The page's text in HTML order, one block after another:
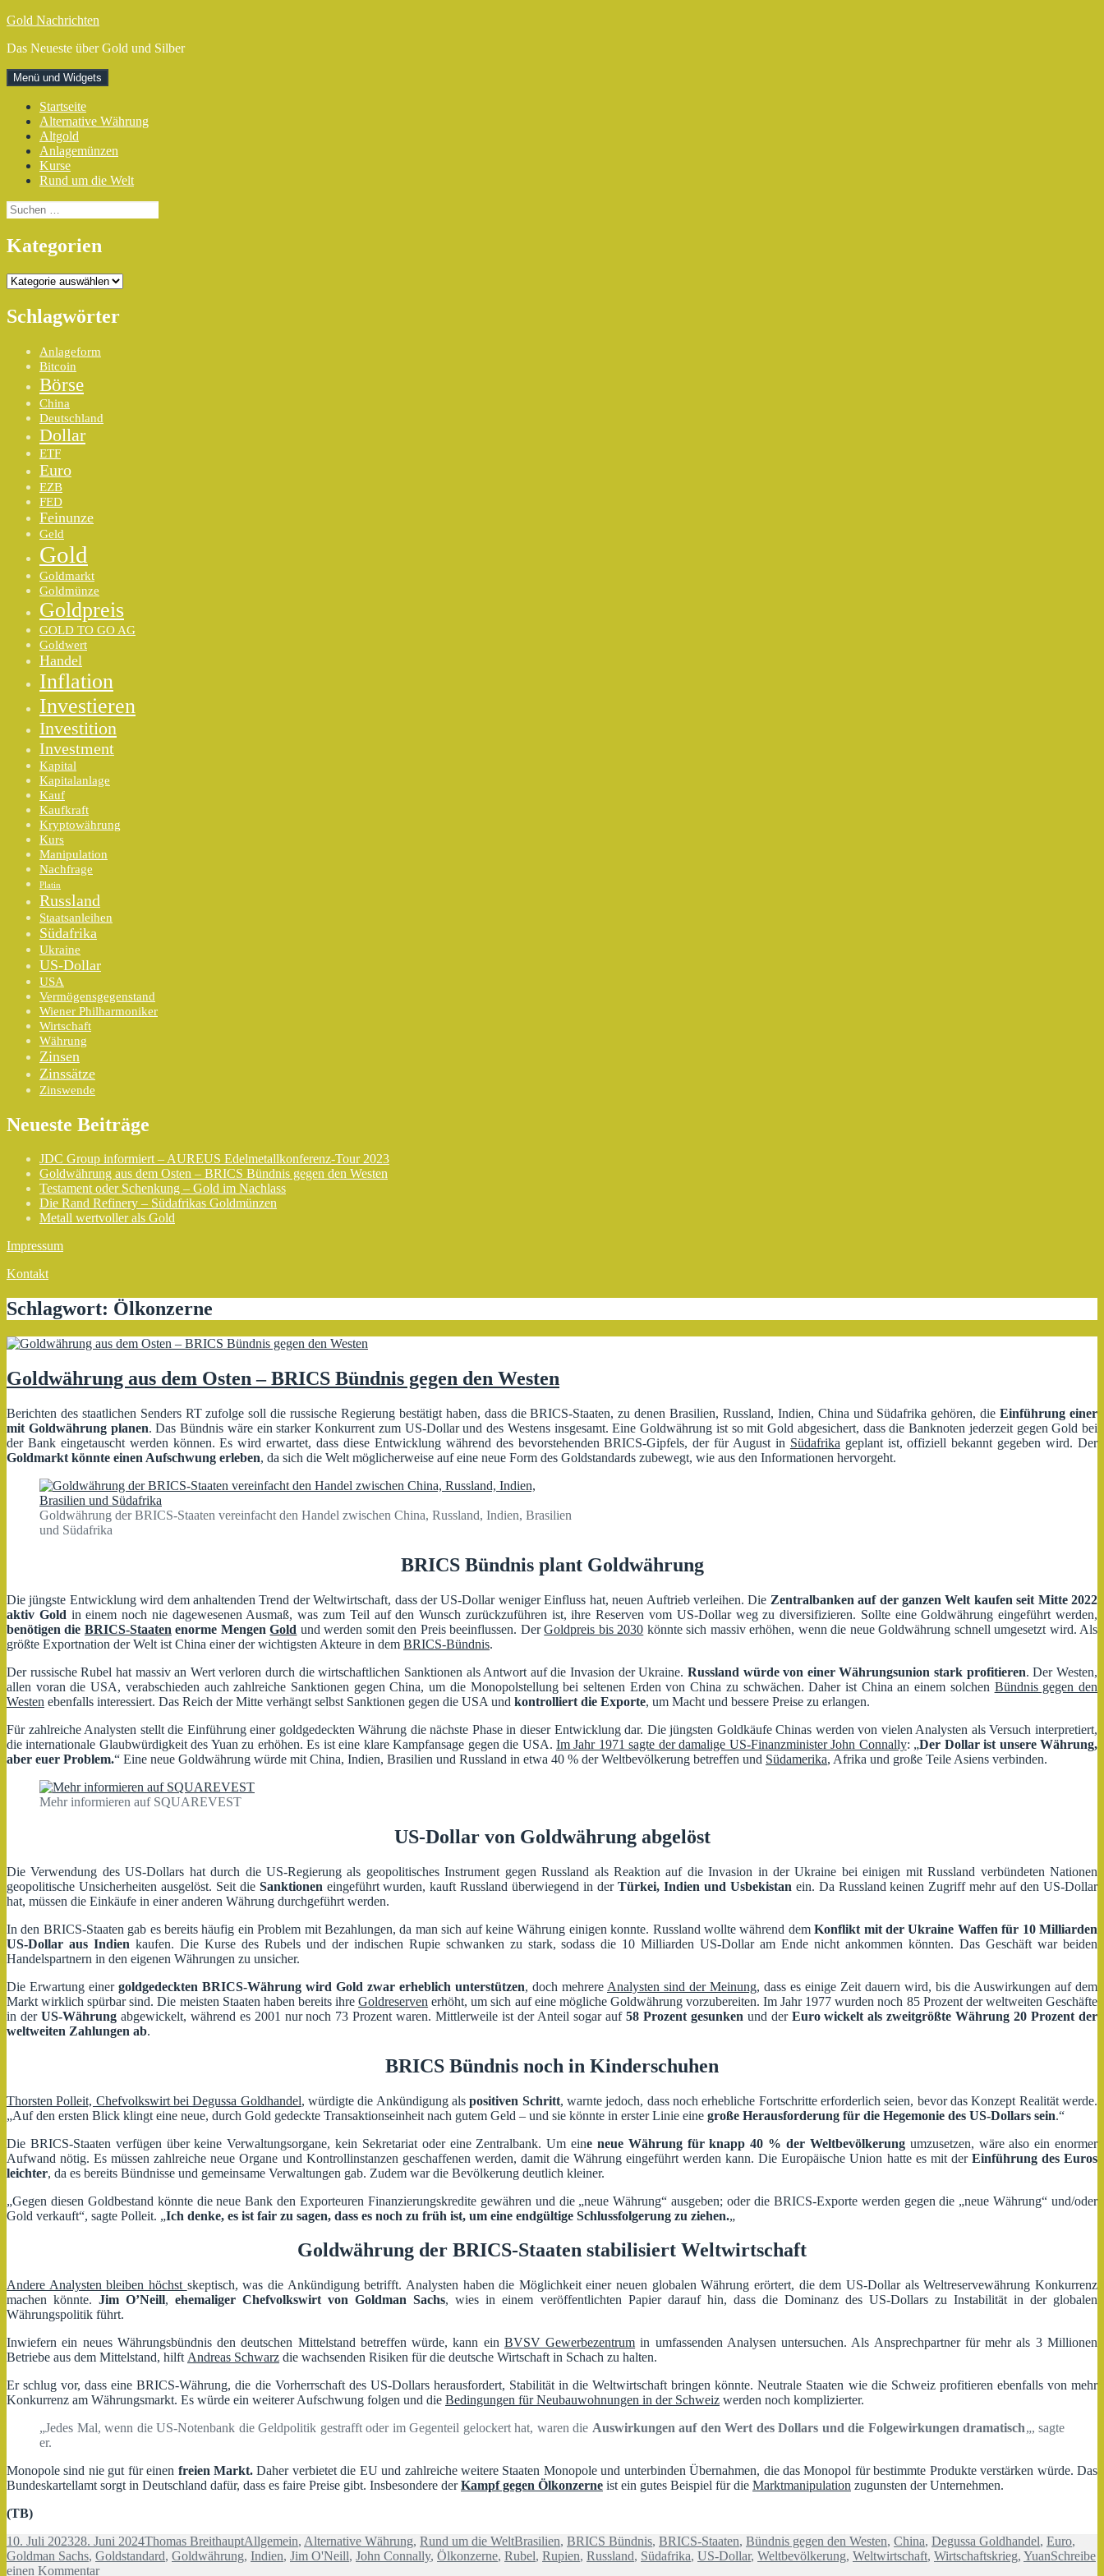
Zum
springen
Gold Nachrichten
Das Neueste über Gold und Silber
Menü und Widgets
Startseite
Alternative Währung
Altgold
Anlagemünzen
Kurse
Rund um die Welt
Suchen
nach:
Kategorien
Kategorien
Schlagwörter
Anlageform
Bitcoin
Börse
China
Deutschland
Dollar
ETF
Euro
EZB
FED
Feinunze
Geld
Gold
Goldmarkt
Goldmünze
Goldpreis
GOLD TO GO AG
Goldwert
Handel
Inflation
Investieren
Investition
Investment
Kapital
Kapitalanlage
Kauf
Kaufkraft
Kryptowährung
Kurs
Manipulation
Nachfrage
Platin
Russland
Staatsanleihen
Südafrika
Ukraine
US-Dollar
USA
Vermögensgegenstand
Wiener Philharmoniker
Wirtschaft
Währung
Zinsen
Zinssätze
Zinswende
Neueste Beiträge
JDC Group informiert – AUREUS Edelmetallkonferenz-Tour 2023
Goldwährung aus dem Osten – BRICS Bündnis gegen den Westen
Testament oder Schenkung – Gold im Nachlass
Die Rand Refinery – Südafrikas Goldmünzen
Metall wertvoller als Gold
Impressum
Kontakt
Schlagwort: Ölkonzerne
Goldwährung aus dem Osten – BRICS Bündnis gegen den Westen
Berichten des staatlichen Senders RT zufolge soll die russische Regierung bestätigt haben, dass die BRICS-Staaten, zu denen Brasilien, Russland, Indien, China und Südafrika gehören, dieEinführung einer
mit Goldwährungplanen. Das Bündnis wäre ein starker Konkurrent zum US-Dollar und des Westens insgesamt. Eine Goldwährung ist so mit Gold abgesichert, dass die Banknoten jederzeit gegen Gold bei
der Bank eingetauscht werden können. Es wird erwartet, dass diese Entwicklung während des bevorstehenden BRICS-Gipfels, der für August in Südafrika geplant ist, offiziell bekannt gegeben wird. Der
Goldmarkt könnte einen Aufschwung erleben, da sich die Welt möglicherweise auf eine neue Form des Goldstandards zubewegt, wie aus den Informationen hervorgeht.
Goldwährung der BRICS-Staaten vereinfacht den Handel zwischen China, Russland, Indien, Brasilien
und Südafrika
BRICS Bündnis plant Goldwährung
Die jüngste Entwicklung wird dem anhaltenden Trend der Weltwirtschaft, dass der US-Dollar weniger Einfluss hat, neuen Auftrieb verleihen. Die Zentralbanken auf der ganzen Welt kaufen seit Mitte 2022
aktiv Gold in einem noch nie dagewesenen Ausmaß, was zum Teil auf den Wunsch zurückzuführen ist, ihre Reserven vom US-Dollar weg zu diversifizieren. Sollte eine Goldwährung eingeführt werden,
benötigen die BRICS-Staaten enorme MengenGold und werden somit den Preis beeinflussen. DerGoldpreis bis 2030 könnte sich massiv erhöhen, wenn die neue Goldwährung schnell umgesetzt wird. Als
größte Exportnation der Welt ist China einer der wichtigsten Akteure in dem BRICS-Bündnis.
Der russische Rubel hat massiv an Wert verloren durch die wirtschaftlichen Sanktionen als Antwort auf die Invasion der Ukraine. Russland würde von einer Währungsunion stark profitieren. Der Westen,
allen voran die USA, verabschieden auch zahlreiche Sanktionen gegen China, um die Monopolstellung bei seltenen Erden von China zu schwächen. Daher ist China an einem solchen Bündnis gegen den
Westen ebenfalls interessiert. Das Reich der Mitte verhängt selbst Sanktionen gegen die USA und kontrolliert die Exporte, um Macht und bessere Preise zu erlangen.
Für zahlreiche Analysten stellt die Einführung einer goldgedeckten Währung die nächste Phase in dieser Entwicklung dar. Die jüngsten Goldkäufe Chinas werden von vielen Analysten als Versuch interpretiert,
die internationale Glaubwürdigkeit des Yuan zu erhöhen. Es ist eine klare Kampfansage gegen die USA. Im Jahr 1971 sagte der damalige US-Finanzminister John Connally: „Der Dollar ist unsere Währung,
aber euer Problem.“ Eine neue Goldwährung würde mit China, Indien, Brasilien und Russland in etwa 40 % der Weltbevölkerung betreffen und Südamerika, Afrika und große Teile Asiens verbinden.
Mehr informieren auf SQUAREVEST
US-Dollar von Goldwährung abgelöst
Die Verwendung des US-Dollars hat durch die US-Regierung als geopolitisches Instrument gegen Russland als Reaktion auf die Invasion in der Ukraine bei einigen mit Russland verbündeten Nationen
geopolitische Unsicherheiten ausgelöst. Seit die Sanktionen eingeführt wurden, kauft Russland überwiegend in der Türkei, Indien und Usbekistan ein. Da Russland keinen Zugriff mehr auf den US-Dollar
hat, müssen die Einkäufe in einer anderen Währung durchgeführt werden.
In den BRICS-Staaten gab es bereits häufig ein Problem mit Bezahlungen, da man sich auf keine Währung einigen konnte. Russland wollte während demKonflikt mit der Ukraine Waffen für 10 Milliarden
US-Dollar aus Indien kaufen. Die Kurse des Rubels und der indischen Rupie schwanken zu stark, sodass die 10 Milliarden US-Dollar am Ende nicht ankommen könnten. Das Geschäft war beiden
Handelspartnern in den eigenen Währungen zu unsicher.
Die Erwartung einer goldgedeckten BRICS-Währung wird Gold zwar erheblich unterstützen, doch mehrere Analysten sind der Meinung, dass es einige Zeit dauern wird, bis die Auswirkungen auf dem
Markt wirklich spürbar sind. Die meisten Staaten haben bereits ihreGoldreserven erhöht, um sich auf eine mögliche Goldwährung vorzubereiten. Im Jahr 1977 wurden noch 85 Prozent der weltweiten Geschäfte
in der US-Währungabgewickelt, während es 2001 nur noch 73 Prozent waren. Mittlerweile ist der Anteil sogar auf 58 Prozent gesunken und der Euro wickelt als zweitgrößteWährung20 Prozent der
weltweiten Zahlungen ab.
BRICS Bündnis noch in Kinderschuhen
Thorsten Polleit, Chefvolkswirt bei Degussa Goldhandel, würdigte die Ankündigung alspositiven Schritt, warnte jedoch, dass noch erhebliche Fortschritte erforderlich seien, bevor das Konzept Realität werde.
„Auf den ersten Blick klingt eine neue, durch Gold gedeckte Transaktionseinheit nach gutem Geld – und sie könnte in erster Linie eine große Herausforderung für die Hegemonie des US-Dollars sein.“
Die BRICS-Staaten verfügen über keine Verwaltungsorgane, kein Sekretariat oder eine Zentralbank. Um eine neue Währung für knapp 40 % der Weltbevölkerungumzusetzen, wäre also ein enormer
Aufwand nötig. Es müssen zahlreiche neue Organe und Kontrollinstanzen geschaffenen werden, damit die Währung eingeführt werden kann. Die Europäische Union hatte es mit der Einführung des Euros
leichter, da es bereits Bündnisse und gemeinsame Verwaltungen gab. Zudem war die Bevölkerung deutlich kleiner.
„Gegen diesen Goldbestand könnte die neue Bank den Exporteuren Finanzierungskredite gewähren und die „neue Währung“ ausgeben; oder die BRICS-Exporte werden gegen die „neue Währung“ und/oder
Gold verkauft“, sagte Polleit. „Ich denke, es ist fair zu sagen, dass es noch zu früh ist, um eine endgültige Schlussfolgerung zu ziehen.„
Goldwährung der BRICS-Staaten stabilisiert Weltwirtschaft
Andere Analysten bleiben höchst skeptisch, was die Ankündigung betrifft. Analysten haben die Möglichkeit einer neuen globalen Währung erörtert, die dem US-Dollar als Weltreservewährung Konkurrenz
machen könnte. Jim O’Neill,ehemaliger Chefvolkswirt von Goldman Sachs, wies in einem veröffentlichten Papier darauf hin, dass die Dominanz des US-Dollars zu Instabilität in der globalen
Währungspolitik führt.
Inwiefern ein neues Währungsbündnis den deutschen Mittelstand betreffen würde, kann ein BVSV Gewerbezentrum in umfassenden Analysen untersuchen. Als Ansprechpartner für mehr als 3 Millionen
Betriebe aus dem Mittelstand, hilft Andreas Schwarz die wachsenden Risiken für die deutsche Wirtschaft in Schach zu halten.
Er schlug vor, dass eine BRICS-Währung, die die Vorherrschaft des US-Dollars herausfordert, Stabilität in die Weltwirtschaft bringen könnte. Neutrale Staaten wie die Schweiz profitieren ebenfalls von mehr
Konkurrenz am Währungsmarkt. Es würde ein weiterer Aufschwung folgen und die Bedingungen für Neubauwohnungen in der Schweiz werden noch komplizierter.
„Jedes Mal, wenn die US-Notenbank die Geldpolitik gestrafft oder im Gegenteil gelockert hat, waren die Auswirkungen auf den Wert des Dollars und die Folgewirkungen dramatisch„, sagte
er.
Monopole sind nie gut für einen freien Markt. Daher verbietet die EU und zahlreiche weitere Staaten Monopole und unterbinden Übernahmen, die das Monopol für bestimmte Produkte verstärken würde. Das
Bundeskartellamt sorgt in Deutschland dafür, dass es faire Preise gibt. Insbesondere derKampf gegen Ölkonzerne ist ein gutes Beispiel für die Marktmanipulation zugunsten der Unternehmen.
(TB)
Veröffentlicht
am
10. Juli 202328. Juni 2024Autor
Thomas BreithauptKategorien
Allgemein, Alternative Währung, Rund um die WeltSchlagwörter
Brasilien, BRICS Bündnis, BRICS-Staaten, Bündnis gegen den Westen, China, Degussa Goldhandel, Euro,
Goldman Sachs, Goldstandard, Goldwährung, Indien, Jim O'Neill, John Connally, Ölkonzerne, Rubel, Rupien, Russland, Südafrika, US-Dollar, Weltbevölkerung, Weltwirtschaft, Wirtschaftskrieg, YuanSchreibe
einen Kommentarzu